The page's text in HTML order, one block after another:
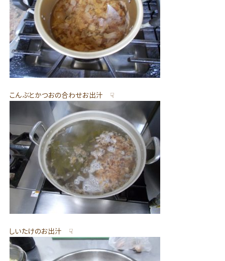
こんぶとかつおの合わせお出汁 ☟
しいたけのお出汁 ☟